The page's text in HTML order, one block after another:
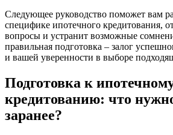
Следующее руководство поможет вам
специфике ипотечного кредитования,
вопросы и устранит возможные
правильная подготовка – залог
и вашей уверенности в выборе
Подготовка к
кредитованию: что
заранее?